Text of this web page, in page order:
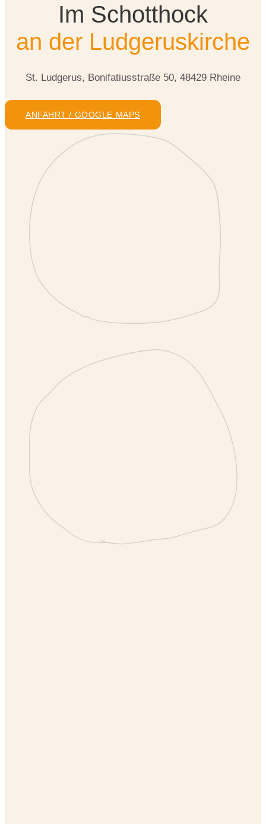
Im Schotthock
an der Ludgeruskirche
St. Ludgerus, Bonifatiusstraße 50, 48429 Rheine
ANFAHRT / GOOGLE MAPS